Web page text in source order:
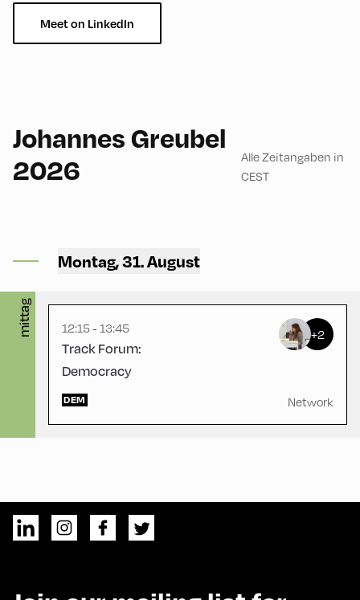
Meet on LinkedIn
Johannes Greubel
2026
Alle Zeitangaben in
CEST
Montag, 31. August
mittag
Gasthof Berghof
12:15 - 13:45
Track Forum:
Democracy
+2
DEM Network